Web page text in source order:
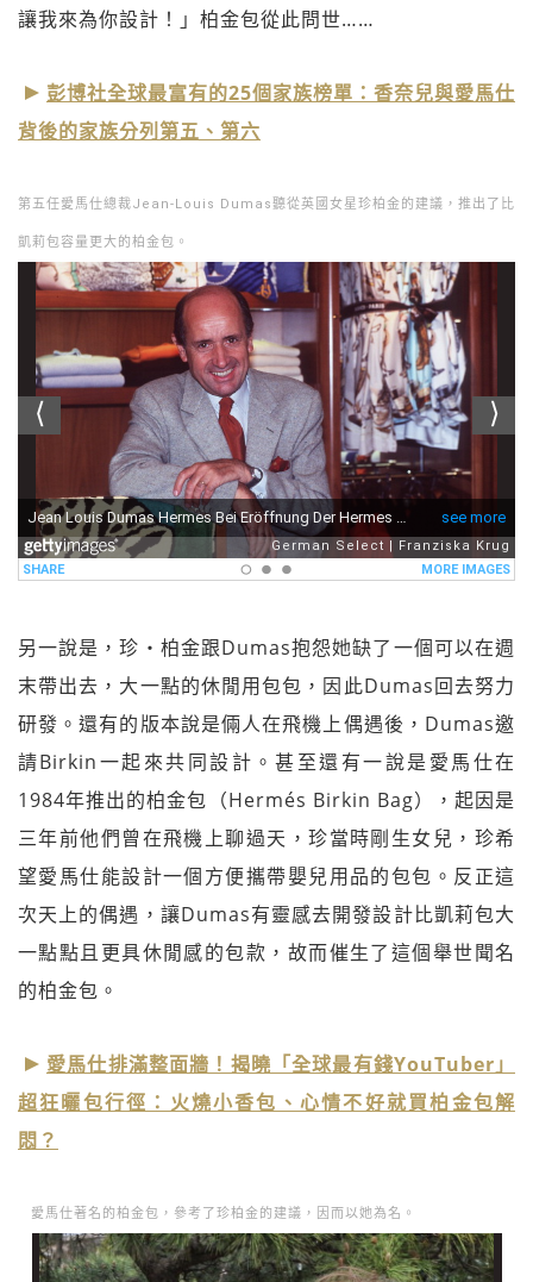
讓我來為你設計！」柏金包從此問世……
彭博社全球最富有的25個家族榜單：香奈兒與愛馬仕
背後的家族分列第五、第六
第五任愛馬仕總裁Jean-Louis Dumas聽從英國女星珍柏金的建議，推出了比
凱莉包容量更大的柏金包。
另一說是，珍‧柏金跟Dumas抱怨她缺了一個可以在週
末帶出去，大一點的休閒用包包，因此Dumas回去努力
研發。還有的版本說是倆人在飛機上偶遇後，Dumas邀
請Birkin一起來共同設計。甚至還有一說是愛馬仕在
1984年推出的柏金包（Hermés Birkin Bag），起因是
三年前他們曾在飛機上聊過天，珍當時剛生女兒，珍希
望愛馬仕能設計一個方便攜帶嬰兒用品的包包。反正這
次天上的偶遇，讓Dumas有靈感去開發設計比凱莉包大
一點點且更具休閒感的包款，故而催生了這個舉世聞名
的柏金包。
愛馬仕排滿整面牆！揭曉「全球最有錢YouTuber」
超狂曬包行徑：火燒小香包、心情不好就買柏金包解
悶？
愛馬仕著名的柏金包，參考了珍柏金的建議，因而以她為名。